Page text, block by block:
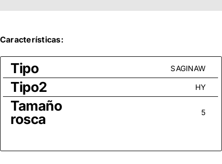
Características:
Tipo SAGINAW
Tipo2 HY
Tamaño
rosca 5